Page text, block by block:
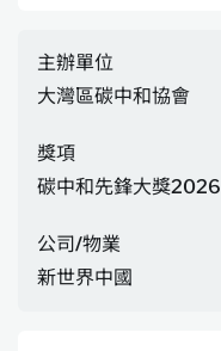
主辦單位
大灣區碳中和協會
獎項
碳中和先鋒大獎2026
公司/物業
新世界中國